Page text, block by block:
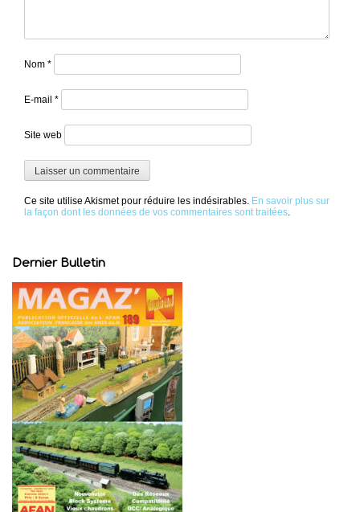
Nom *
E-mail *
Site web
Ce site utilise Akismet pour réduire les indésirables. En savoir plus sur
la façon dont les données de vos commentaires sont traitées.
Dernier Bulletin